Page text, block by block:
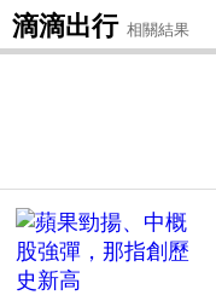
滴滴出行 相關結果